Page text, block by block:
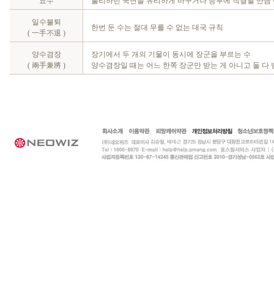
일수불퇴
( 一手不退 )
한번 둔 수는 절대 무를 수 없는 대국 규칙
양수겸장
( 兩手兼將 )
장기에서 두 개의 기물이 동시에 장군을 부르는 수
양수겸장일 때는 어느 한쪽 장군만 받는 게 아니고 둘 다